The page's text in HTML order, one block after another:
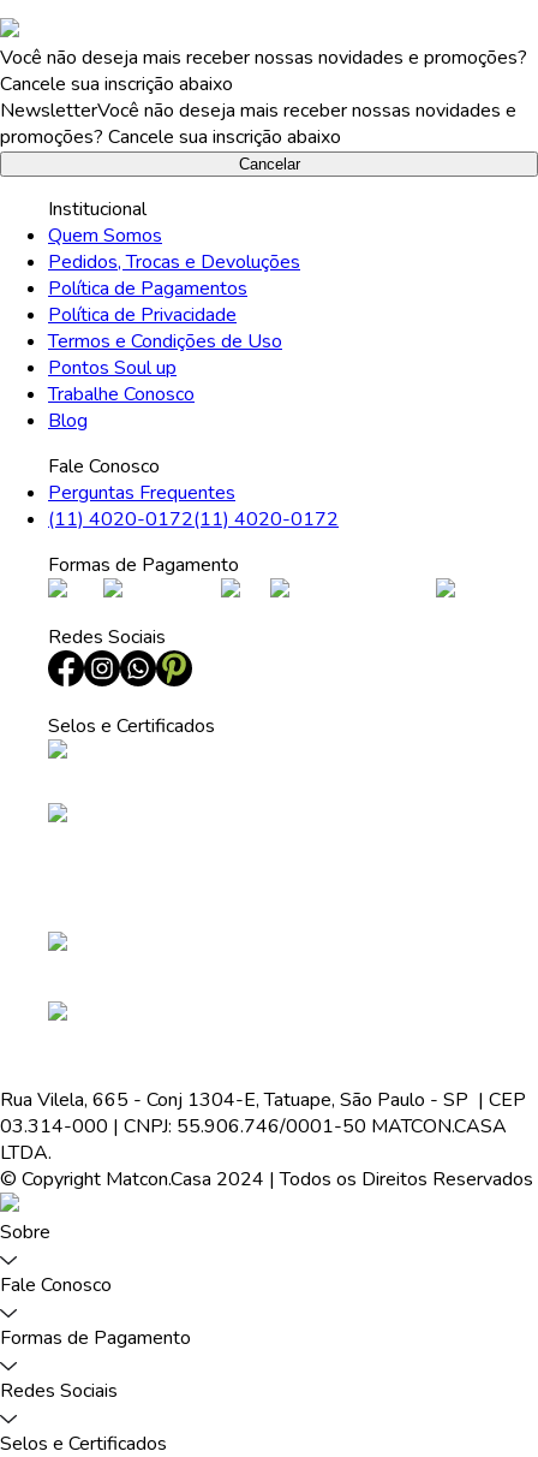
Você não deseja mais receber nossas novidades e promoções?
Cancele sua inscrição abaixo
NewsletterVocê não deseja mais receber nossas novidades e
promoções? Cancele sua inscrição abaixo
Cancelar
Institucional
Quem Somos
Pedidos, Trocas e Devoluções
Política de Pagamentos
Política de Privacidade
Termos e Condições de Uso
Pontos Soul up
Trabalhe Conosco
Blog
Fale Conosco
Perguntas Frequentes
(11) 4020-0172(11) 4020-0172
Formas de Pagamento
Redes Sociais
Selos e Certificados
Rua Vilela, 665 - Conj 1304-E, Tatuape, São Paulo - SP | CEP
03.314-000 | CNPJ: 55.906.746/0001-50 MATCON.CASA
LTDA.
© Copyright Matcon.Casa 2024 | Todos os Direitos Reservados
Sobre
Fale Conosco
Formas de Pagamento
Redes Sociais
Selos e Certificados